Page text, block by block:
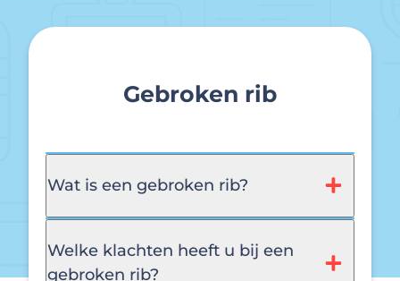
Gebroken rib
Wat is een gebroken rib?
Welke klachten heeft u bij een
gebroken rib?